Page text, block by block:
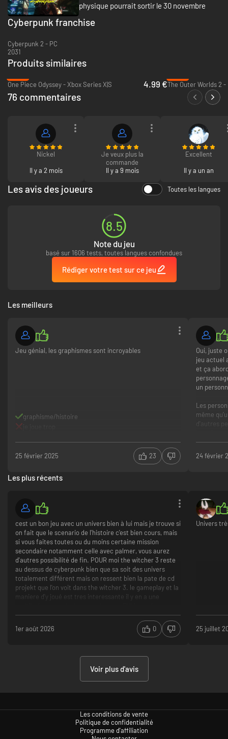
physique pourrait sortir le 30 novembre
Cyberpunk franchise
Cyberpunk 2 - PC
2031
Produits similaires
One Piece Odyssey - Xbox Series X|S
4.99 €
76 commentaires
Nickel
Il y a 2 mois
Je veux plus la
commande
Il y a 9 mois
Excellent
Il y a un an
Les avis des joueurs Toutes les langues
8.5
Note du jeu
basé sur 1606 tests, toutes langues confondues
Rédiger votre test sur ce jeu
Les meilleurs
Jeu génial, les graphismes sont incroyables
graphisme/histoire
25 février 2025 23
Oui, juste
jeu actuel
et ça
un
Les
même
d'autres
24 février
Les plus récents
cest un bon jeu avec un univers bien à lui mais je trouve si
on fait que le scenario de l'histoire c'est bien cours, mais
si vous faites toutes ou du moins certaine mission
secondaire notamment celle avec palmer, vous aurez
d'autres possibilité de fin. POUR moi the witcher 3 reste
au dessus de cyberpunk bien que sa soit des univers
totalement différent mais on ressent bien la pate de cd
projekt que l'on voit dans the witcher 3. le gameplay et la
maniere d'y joué est tres interessante il y en a une
gameplay au pistolet, ou a la main ou au katana. même le
DLC est un peut cours et je trouve que se soit le dlc ou le
jeux en lui même il reste court et la fin pour moi semble
graphiquement beau tourne sur des config correct
trop de dialogue
1er août 2026 0
Univers
25 juillet
Voir plus d'avis
Les conditions de vente
Politique de confidentialité
Programme d'affiliation